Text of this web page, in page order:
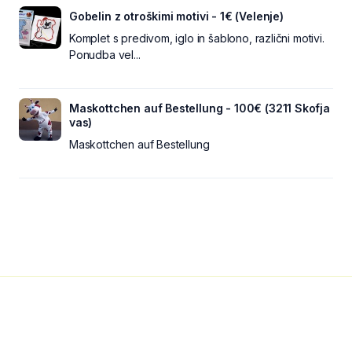
Gobelin z otroškimi motivi - 1€ (Velenje)
Komplet s predivom, iglo in šablono, različni motivi.
Ponudba vel...
Maskottchen auf Bestellung - 100€ (3211 Skofja
vas)
Maskottchen auf Bestellung